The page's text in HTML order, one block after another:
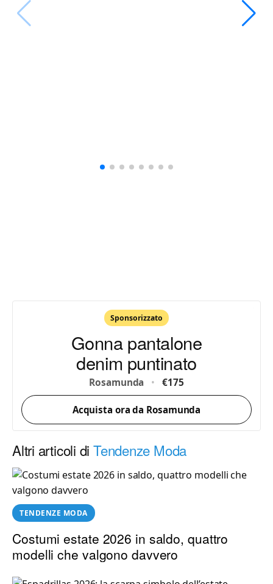
Sponsorizzato
Gonna pantalone
denim puntinato
Rosamunda • €175
Acquista ora da Rosamunda
Altri articoli di Tendenze Moda
TENDENZE MODA
Costumi estate 2026 in saldo, quattro
modelli che valgono davvero